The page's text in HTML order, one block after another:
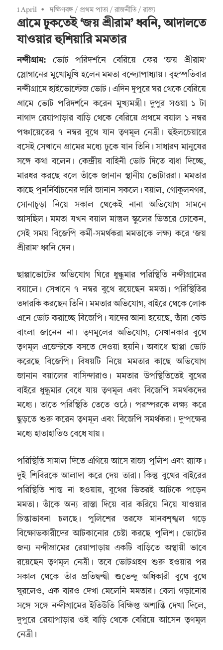
1 April দক্ষিণবঙ্গ / প্রথম পাতা /রাজনীতি /রাজ্য
গ্রামে ঢুকতেই ‘জয় শ্রীরাম’ ধ্বনি, আদালতে
যাওয়ার হুশিয়ারি মমতার
নন্দীগ্রাম: ভোট পরিদর্শনে বেরিয়ে ফের ‘জয় শ্রীরাম’
স্লোগানের মুখোমুখি হলেন মমতা বন্দ্যোপাধ্যায়। বৃহস্পতিবার
নন্দীগ্রামে হাইভোল্টেজ ভোট। এদিন দুপুরে ঘর থেকে বেরিয়ে
গ্রামে ভোট পরিদর্শনে করেন মুখ্যমন্ত্রী। দুপুর সওয়া ১ টা
নাগাদ রেয়াপাড়ার বাড়ি থেকে বেরিয়ে প্রথমে বয়াল ১ নম্বর
পঞ্চায়েতের ৭ নম্বর বুথে যান তৃণমূল নেত্রী। হুইলচেয়ারে
বসেই সেখানে গ্রামের মধ্যে ঢুকে যান তিনি। সাধারণ মানুষের
সঙ্গে কথা বলেন। কেন্দ্রীয় বাহিনী ভোট দিতে বাধা দিচ্ছে,
মারধর করছে বলে তাঁকে জানান স্থানীয় ভোটাররা। মমতার
কাছে পুনর্নির্বাচনের দাবি জানান সকলে। বয়াল, গোকুলনগর,
সোনাচূড়া নিয়ে সকাল থেকেই নানা অভিযোগ সামনে
আসছিল। মমতা যখন বয়াল মাস্তুল স্কুলের ভিতরে ঢোকেন,
সেই সময় বিজেপি কর্মী-সমর্থকরা মমতাকে লক্ষ্য করে ‘জয়
শ্রীরাম’ ধ্বনি দেন।
ছাপ্পাভোটের অভিযোগ ঘিরে ধুন্ধুমার পরিস্থিতি নন্দীগ্রামের
বয়ালে। সেখানে ৭ নম্বর বুথে রয়েছেন মমতা। পরিস্থিতির
তদারকি করছেন তিনি। মমতার অভিযোগ, বাইরে থেকে লোক
এনে ভোট করাচ্ছে বিজেপি। যাদের আনা হয়েছে, তাঁরা কেউ
বাংলা জানেন না।তৃণমূলের অভিযোগ, সেখানকার বুথে
তৃণমূল এজেন্টকে বসতে দেওয়া হয়নি। অবাধে ছাপ্পা ভোট
করেছে বিজেপি। বিষয়টি নিয়ে মমতার কাছে অভিযোগ
জানান বয়ালের বাসিন্দারাও। মমতার উপস্থিতিতেই বুথের
বাইরে ধুন্ধুমার বেধে যায় তৃণমূল এবং বিজেপি সমর্থকদের
মধ্যে। তাতে পরিস্থিতি তেতে ওঠে। পরস্পরকে লক্ষ্য করে
ছুড়তে শুরু করেন তৃণমূল এবং বিজেপি সমর্থকরা। দু’পক্ষের
মধ্যে হাতাহাতিও বেধে যায়।
পরিস্থিতি সামাল দিতে এগিয়ে আসে রাজ্য পুলিশ এবং র‌্যাফ।
দুই শিবিরকে আলাদা করে দেয় তারা। কিন্তু বুথের বাইরের
পরিস্থিতি শান্ত না হওয়ায়, বুথের ভিতরই আটকে পড়েন
মমতা। তাঁকে অন্য রাস্তা দিয়ে বার করিয়ে নিয়ে যাওয়ার
চিন্তাভাবনা চলছে। পুলিশের তরফে মানবশৃঙ্খল গড়ে
বিক্ষোভকারীদের আটকানোর চেষ্টা করছে পুলিশ। ভোটের
জন্য নন্দীগ্রামের রেয়াপাড়ায় একটি বাড়িতে অস্থায়ী ভাবে
রয়েছেন তৃণমূল নেত্রী। তবে ভোটগ্রহণ শুরু হওয়ার পর
সকাল থেকে তাঁর প্রতিদ্বন্দ্বী শুভেন্দু অধিকারী বুথে বুথে
ঘুরলেও, এক বারও দেখা মেলেনি মমতার। বেলা গড়ানোর
সঙ্গে সঙ্গে নন্দীগ্রামের ইতিউতি বিক্ষিপ্ত অশান্তি দেখা দিলে,
দুপুরে রেয়াপাড়ার ওই বাড়ি থেকে বেরিয়ে আসেনতৃণমূল
নেত্রী।